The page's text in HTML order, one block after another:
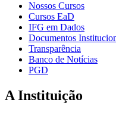
Nossos Cursos
Cursos EaD
IFG em Dados
Documentos
Transparência
Banco de Notícias
PGD
A Instituição